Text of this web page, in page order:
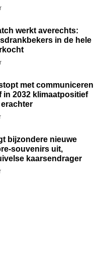
werkt averechts:
in de hele
met communiceren
in 2032 klimaatpositief
bijzondere nieuwe
souvenirs uit,
kaarsendrager